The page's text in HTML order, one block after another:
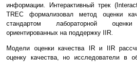
информации. Интерактивный трек
TREC формализовал метод оценки
стандартом лабораторной
ориентированных на поддержку IIR.
Модели оценки качества IR и IIR
оценку качества, но исследователи в